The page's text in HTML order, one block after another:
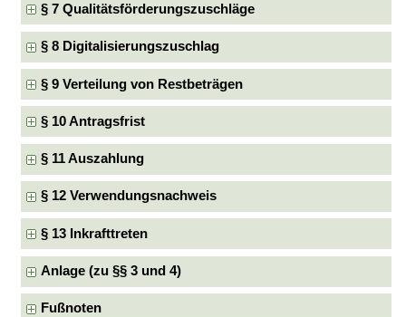
§ 7 Qualitätsförderungszuschläge
§ 8 Digitalisierungszuschlag
§ 9 Verteilung von Restbeträgen
§ 10 Antragsfrist
§ 11 Auszahlung
§ 12 Verwendungsnachweis
§ 13 Inkrafttreten
Anlage (zu §§ 3 und 4)
Fußnoten